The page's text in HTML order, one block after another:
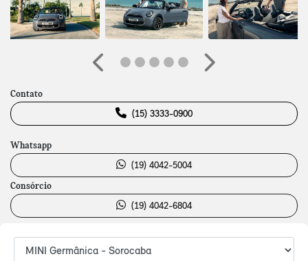
Anterior Próximo
Contato
(15) 3333-0900
Whatsapp
(19) 4042-5004
Consórcio
(19) 4042-6804